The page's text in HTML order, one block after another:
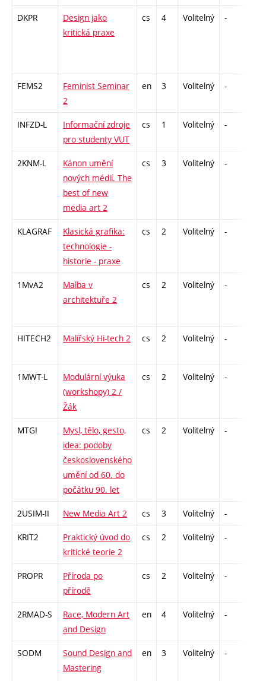
DKPR
Design jako
kritická praxe
cs 4 Volitelný -
FEMS2
Feminist Seminar
2
en 3 Volitelný -
INFZD-L
Informační zdroje
pro studenty VUT
cs 1 Volitelný -
2KNM-L
Kánon umění
nových médií. The
best of new
media art 2
cs 3 Volitelný -
KLAGRAF
Klasická grafika:
technologie -
historie - praxe
cs 2 Volitelný -
1MvA2
Malba v
architektuře 2
cs 2 Volitelný -
HITECH2 Malířský Hi-tech 2 cs 2 Volitelný -
1MWT-L
Modulární výuka
(workshopy) 2 /
Žák
cs 2 Volitelný -
MTGI
Mysl, tělo, gesto,
idea: podoby
československého
umění od 60. do
počátku 90. let
cs 2 Volitelný -
2USIM-II New Media Art 2 cs 3 Volitelný -
KRIT2
Praktický úvod do
kritické teorie 2
cs 2 Volitelný -
PROPR
Příroda po
přírodě
cs 2 Volitelný -
2RMAD-S
Race, Modern Art
and Design
en 4 Volitelný -
SODM
Sound Design and
Mastering
en 3 Volitelný -